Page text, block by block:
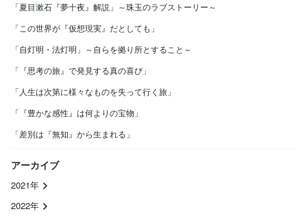
「夏目漱石『夢十夜』解説」～珠玉のラブストーリー～
「この世界が『仮想現実』だとしても」
「自灯明・法灯明」～自らを拠り所とすること～
「『思考の旅』で発見する真の喜び」
「人生は次第に様々なものを失って行く旅」
「『豊かな感性』は何よりの宝物」
「差別は『無知』から生まれる」
アーカイブ
2021年
2022年